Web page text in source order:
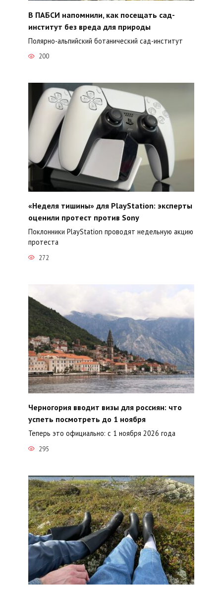
В ПАБСИ напомнили, как посещать сад-
институт без вреда для природы
Полярно-альпийский ботанический сад-институт
200
«Неделя тишины» для PlayStation: эксперты
оценили протест против Sony
Поклонники PlayStation проводят недельную акцию
протеста
272
Черногория вводит визы для россиян: что
успеть посмотреть до 1 ноября
Теперь это официально: с 1 ноября 2026 года
295